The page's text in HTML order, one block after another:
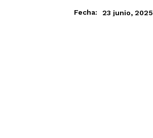
Fecha: 23 junio, 2025